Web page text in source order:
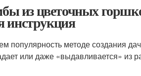
из цветочных
популярность методе создания
или даже «выдавливается» из